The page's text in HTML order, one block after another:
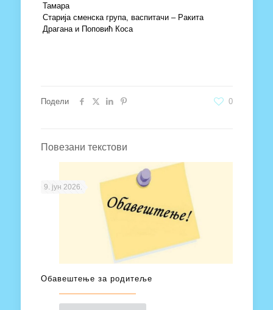
Тамара
Старија сменска група, васпитачи – Ракита
Драгана и Поповић Коса
Подели 0
Повезани текстови
9. јун 2026.
Обавештење за родитеље